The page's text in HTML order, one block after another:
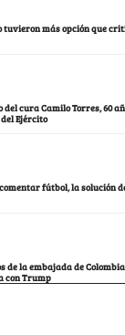
tuvieron más opción que
cura Camilo Torres, 60
Ejército
fútbol, la solución
de la embajada de
con Trump